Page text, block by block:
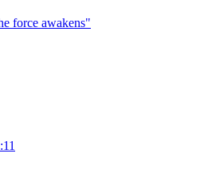
force awakens"